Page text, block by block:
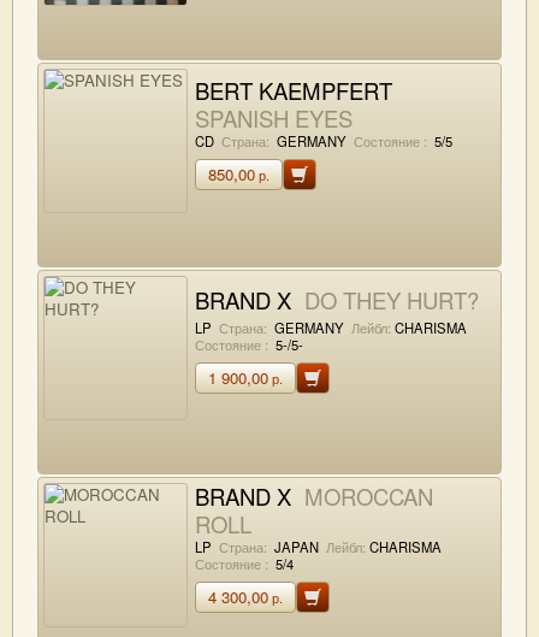
BERT KAEMPFERT
SPANISH EYES
CD Страна: GERMANY Состояние : 5/5
850,00р.
BRAND X DO THEY HURT?
LP Страна: GERMANY Лейбл: CHARISMA
Состояние : 5-/5-
1 900,00р.
BRAND X MOROCCAN
ROLL
LP Страна: JAPAN Лейбл: CHARISMA
Состояние : 5/4
4 300,00р.